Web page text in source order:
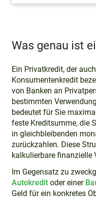
Was genau ist
Ein Privatkredit, der
Konsumentenkredit
von Banken an
bestimmten
bedeutet für Sie
feste Kreditsumme, die
in gleichbleibenden
zurückzahlen. Diese
kalkulierbare finanzielle
Im Gegensatz zu
Autokredit oder einer
Geld für ein konkretes